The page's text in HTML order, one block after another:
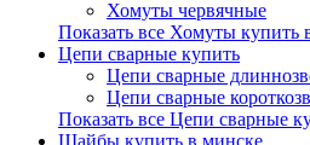
Хомуты червячные
Показать все Хомуты купить
Цепи сварные купить
Цепи сварные
Цепи сварные
Показать все Цепи сварные
Шайбы купить в минске